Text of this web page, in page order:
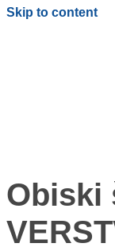
Skip to content
Obiski